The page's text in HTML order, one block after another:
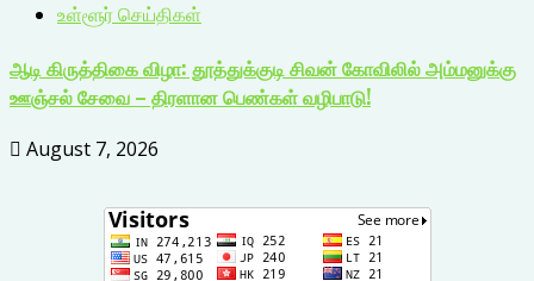
உள்ளூர் செய்திகள்
ஆடி கிருத்திகை விழா: தூத்துக்குடி சிவன் கோவிலில் அம்மனுக்கு
ஊஞ்சல் சேவை – திரளான பெண்கள் வழிபாடு!
August 7, 2026